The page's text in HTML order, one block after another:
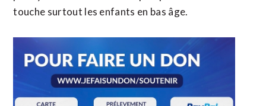
touche surtout les enfants en bas âge.